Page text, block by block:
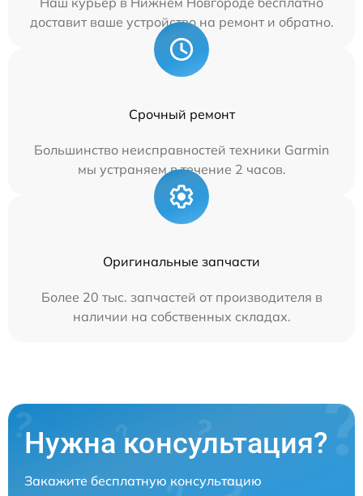
доставит ваше устройство на ремонт и обратно.
Срочный ремонт
Большинство неисправностей техники Garmin
мы устраняем в течение 2 часов.
Оригинальные запчасти
Более 20 тыс. запчастей от производителя в
наличии на собственных складах.
Нужна консультация?
Закажите бесплатную консультацию